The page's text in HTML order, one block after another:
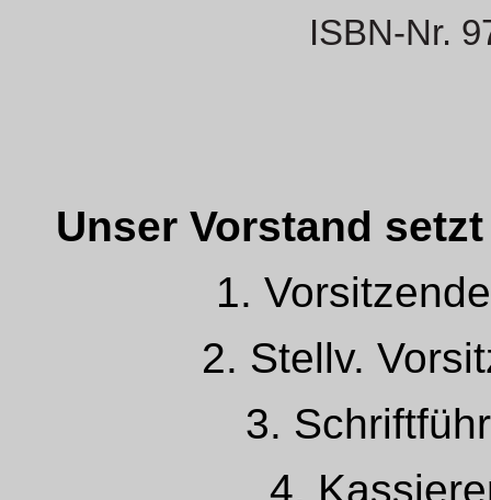
ISBN-Nr.
Unser Vorstand
1.
2. Stellv.
3.
4.